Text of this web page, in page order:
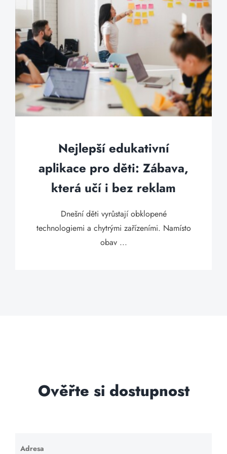
Nejlepší edukativní
aplikace pro děti: Zábava,
která učí i bez reklam
Dnešní děti vyrůstají obklopené
technologiemi a chytrými zařízeními. Namísto
obav ...
Ověřte si dostupnost
Adresa
Ponechte